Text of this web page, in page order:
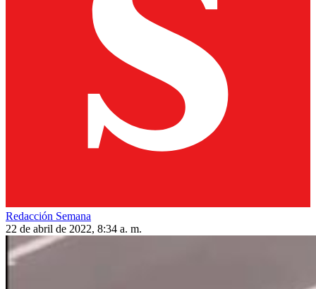
Redacción Semana
22 de abril de 2022, 8:34 a. m.